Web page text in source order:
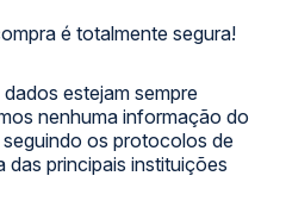
é totalmente segura!
estejam sempre
nenhuma informação do
os protocolos de
principais instituições